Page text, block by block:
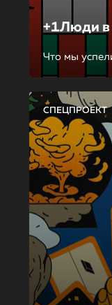
+1Люди в
Что мы
СПЕЦПРОЕКТ